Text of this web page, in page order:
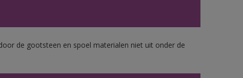
de gootsteen en spoel materialen niet uit onder de